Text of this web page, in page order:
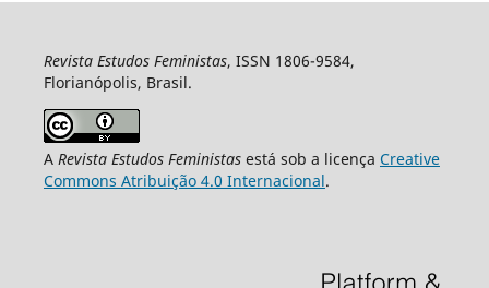
Revista Estudos Feministas, ISSN 1806-9584,
Florianópolis, Brasil.
A Revista Estudos Feministasestá sob a licença Creative
Commons Atribuição 4.0 Internacional.